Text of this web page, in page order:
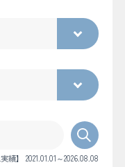
実績】 2021.01.01～2026.08.08